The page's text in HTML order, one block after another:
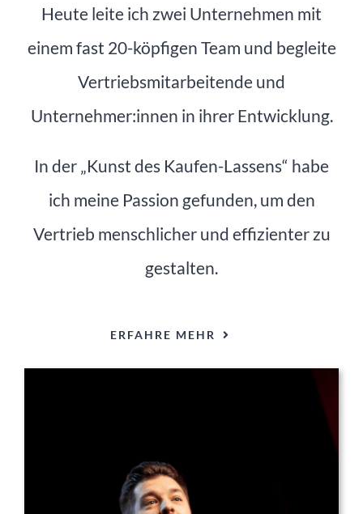
Heute leite ich zwei Unternehmen mit
einem fast 20-köpfigen Team und begleite
Vertriebsmitarbeitende und
Unternehmer:innen in ihrer Entwicklung.
In der „Kunst des Kaufen-Lassens“ habe
ich meine Passion gefunden, um den
Vertrieb menschlicher und effizienter zu
gestalten.
ERFAHRE MEHR